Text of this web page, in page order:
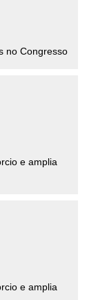
no Congresso
e amplia
e amplia